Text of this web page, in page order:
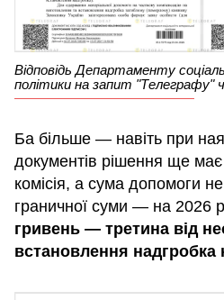
Відповідь Департаменту
політики на запит "Телеграфу"
Ба більше — навіть при
документів рішення ще
комісія, а сума допомоги
граничної суми — на 2026
гривень — третина від
встановлення надгробка